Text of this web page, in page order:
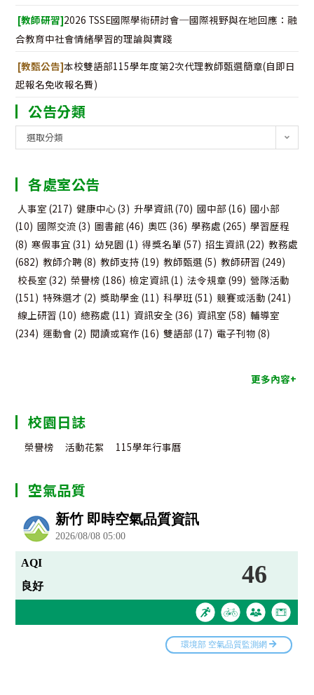
[教師研習]2026 TSSE國際學術研討會─國際視野與在地回應：融
合教育中社會情緒學習的理論與實踐
[教甄公告]本校雙語部115學年度第2次代理教師甄選簡章(自即日
起報名免收報名費)
公告分類
告
類
選取分類
各處室公告
人事室 (217) 健康中心(3) 升學資訊(70) 國中部 (16) 國小部
(10) 國際交流 (3) 圖書館 (46) 奧匹 (36) 學務處 (265) 學習歷程
(8) 寒假事宜 (31) 幼兒園 (1) 得獎名單 (57) 招生資訊(22) 教務處
(682) 教師介聘(8) 教師支持 (19) 教師甄選 (5) 教師研習 (249)
校長室 (32) 榮譽榜 (186) 檢定資訊(1) 法令規章 (99) 營隊活動
(151) 特殊選才 (2) 獎助學金 (11) 科學班(51) 競賽或活動 (241)
線上研習 (10) 總務處 (11) 資訊安全 (36) 資訊室 (58) 輔導室
(234) 運動會 (2) 閱讀或寫作 (16) 雙語部 (17) 電子刊物 (8)
更多內容+
校園日誌
榮譽榜 活動花絮 115學年行事曆
空氣品質